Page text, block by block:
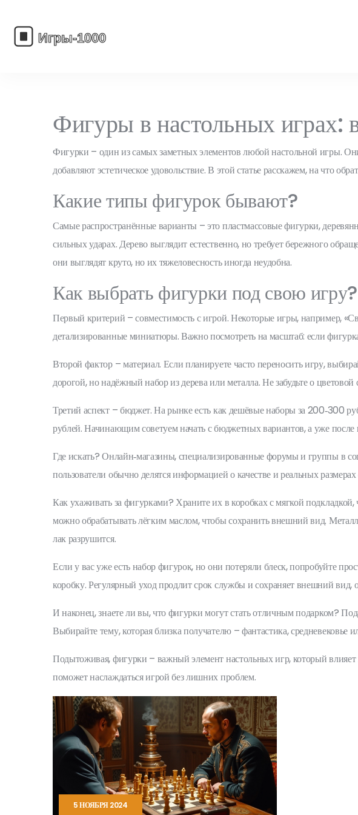
Фигуры в настольных играх:
Фигурки – один из самых заметных элементов любой настольной игры.
добавляют эстетическое удовольствие. В этой статье расскажем, на что
Какие типы фигурок бывают?
Самые распространённые варианты – это пластмассовые фигурки,
сильных ударах. Дерево выглядит естественно, но требует бережного
они выглядят круто, но их тяжеловесность иногда неудобна.
Как выбрать фигурки под свою игру?
Первый критерий – совместимость с игрой. Некоторые игры, например,
детализированные миниатюры. Важно посмотреть на масштаб: если
Второй фактор – материал. Если планируете часто переносить игру,
дорогой, но надёжный набор из дерева или металла. Не забудьте о
Третий аспект – бюджет. На рынке есть как дешёвые наборы за 200‑300
рублей. Начинающим советуем начать с бюджетных вариантов, а уже
Где искать? Онлайн‑магазины, специализированные форумы и группы в
пользователи обычно делятся информацией о качестве и реальных
Как ухаживать за фигурками? Храните их в коробках с мягкой
можно обрабатывать лёгким маслом, чтобы сохранить внешний вид.
лак разрушится.
Если у вас уже есть набор фигурок, но они потеряли блеск, попробуйте
коробку. Регулярный уход продлит срок службы и сохраняет внешний вид,
И наконец, знаете ли вы, что фигурки могут стать отличным подарком?
Выбирайте тему, которая близка получателю – фантастика, средневековье
Подытоживая, фигурки – важный элемент настольных игр, который влияет
поможет наслаждаться игрой без лишних проблем.
5 НОЯБРЯ 2024